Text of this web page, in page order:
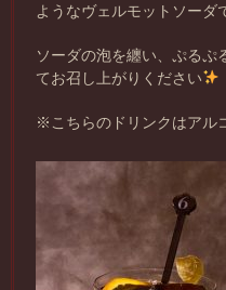
ようなヴェルモットソーダ
ソーダの泡を纏い、ぷるぷ
てお召し上がりください
※こちらのドリンクはアル